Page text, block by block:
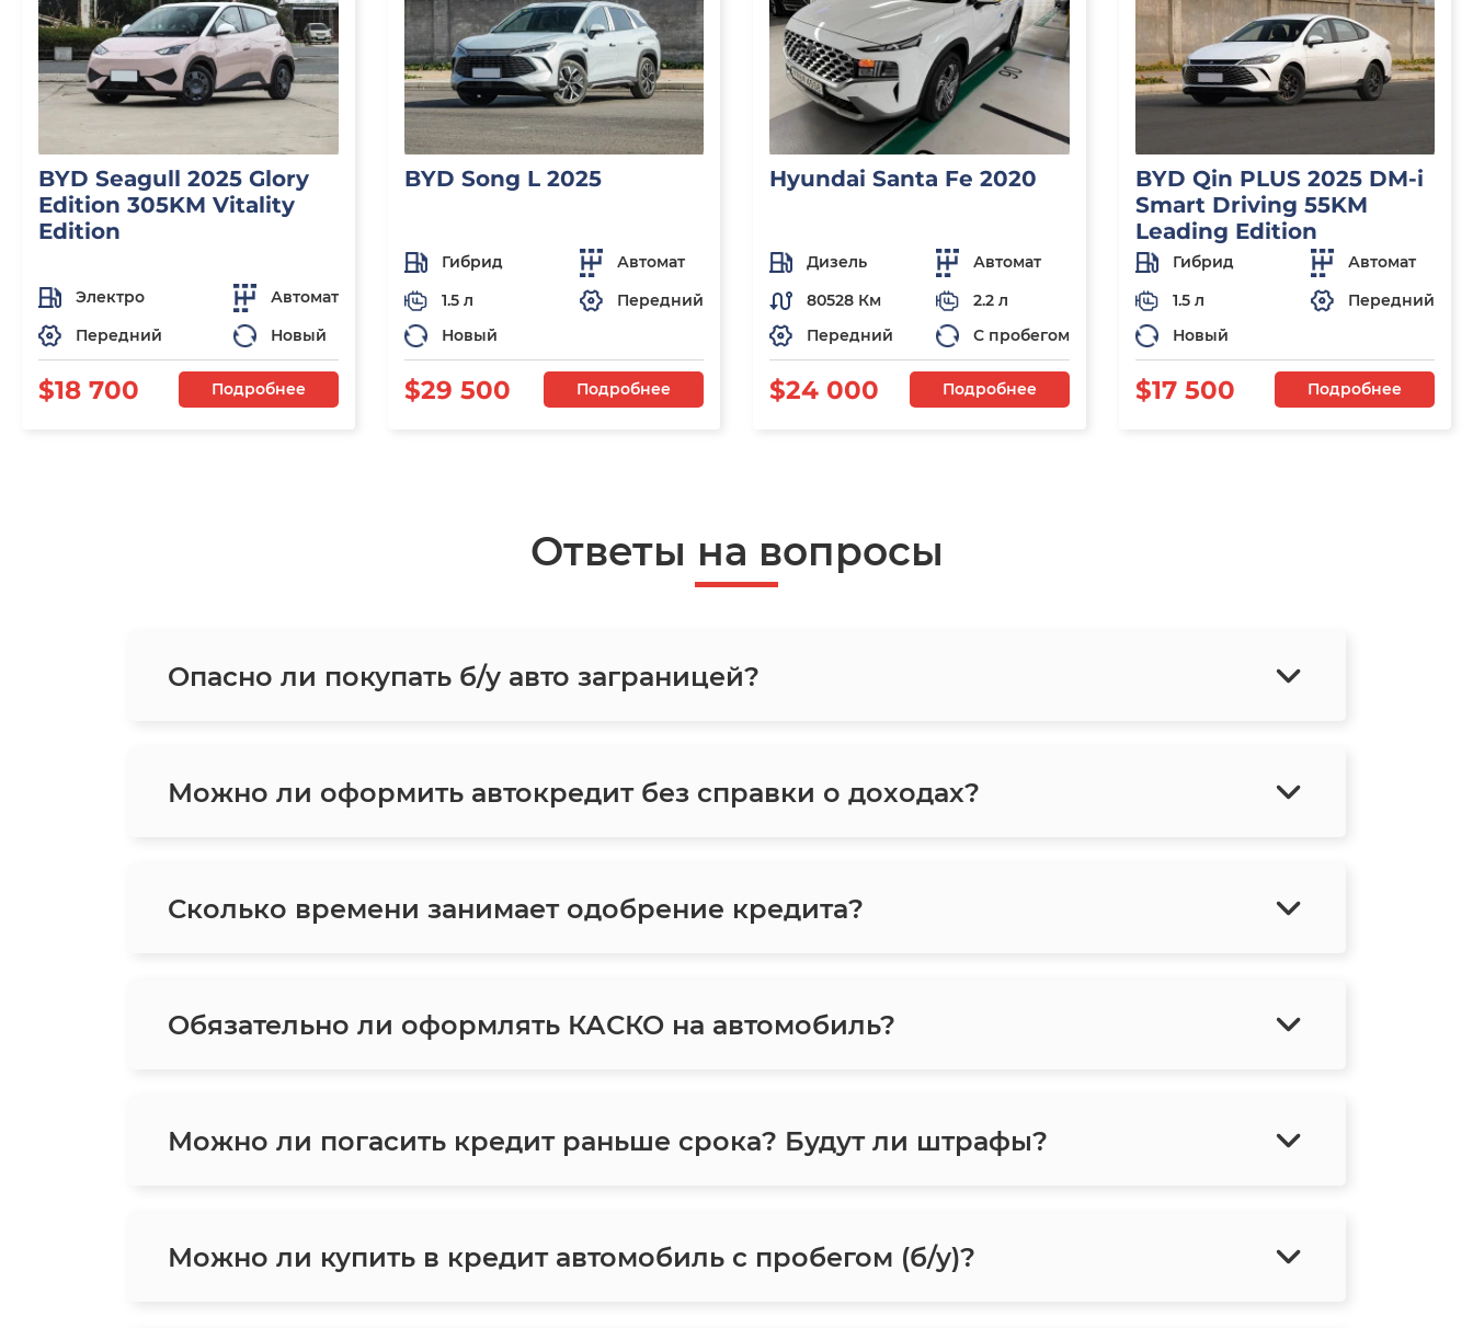
BYD Seagull 2025 Glory
Edition 305KM Vitality
Edition
Электро
Автомат
Передний
Новый
$18 700 Подробнее
BYD Song L 2025
Гибрид
Автомат
1.5 л
Передний
Новый
$29 500 Подробнее
Hyundai Santa Fe 2020
Дизель
Автомат
80528 Км
2.2 л
Передний
С пробегом
$24 000 Подробнее
BYD Qin PLUS 2025 DM-i
Smart Driving 55KM
Leading Edition
Гибрид
Автомат
1.5 л
Передний
Новый
$17 500 Подробнее
Ответы на вопросы
Опасно ли покупать б/у авто заграницей?
Можно ли оформить автокредит без справки о доходах?
Сколько времени занимает одобрение кредита?
Обязательно ли оформлять КАСКО на автомобиль?
Можно ли погасить кредит раньше срока? Будут ли штрафы?
Можно ли купить в кредит автомобиль с пробегом (б/у)?